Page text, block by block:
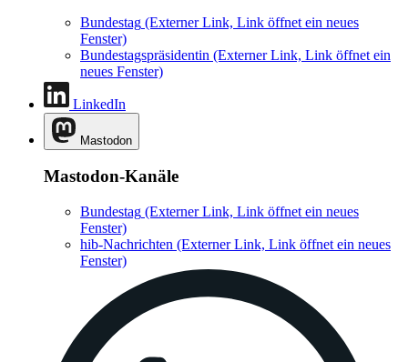
Bundestag (Externer Link, Link öffnet ein neues
Fenster)
Bundestagspräsidentin (Externer Link, Link öffnet ein
neues Fenster)
LinkedIn
Mastodon
Mastodon-Kanäle
Bundestag (Externer Link, Link öffnet ein neues
Fenster)
hib-Nachrichten (Externer Link, Link öffnet ein neues
Fenster)